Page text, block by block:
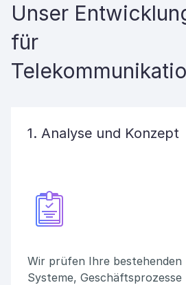
Unser
für
1. Analyse und Konzept
Wir prüfen Ihre bestehenden
Systeme, Geschäftsprozesse